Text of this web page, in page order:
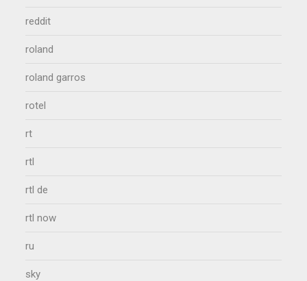
reddit
roland
roland garros
rotel
rt
rtl
rtl de
rtl now
ru
sky